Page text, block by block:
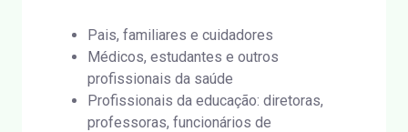
Pais, familiares e cuidadores
Médicos, estudantes e outros
profissionais da saúde
Profissionais da educação: diretoras,
professoras, funcionários de